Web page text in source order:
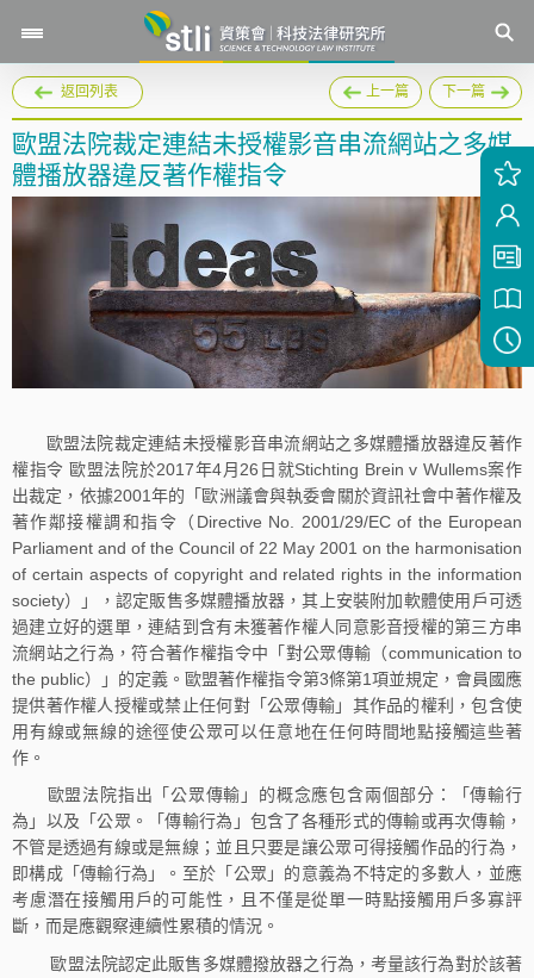
返回列表 上一篇 下一篇
歐盟法院裁定連結未授權影音串流網站之多媒
體播放器違反著作權指令
歐盟法院裁定連結未授權影音串流網站之多媒體播放器違反著作
權指令 歐盟法院於2017年4月26日就Stichting Brein v Wullems案作
出裁定，依據2001年的「歐洲議會與執委會關於資訊社會中著作權及
著作鄰接權調和指令（Directive No. 2001/29/EC of the European
Parliament and of the Council of 22 May 2001 on the harmonisation
of certain aspects of copyright and related rights in the information
society）」，認定販售多媒體播放器，其上安裝附加軟體使用戶可透
過建立好的選單，連結到含有未獲著作權人同意影音授權的第三方串
流網站之行為，符合著作權指令中「對公眾傳輸（communication to
the public）」的定義。歐盟著作權指令第3條第1項並規定，會員國應
提供著作權人授權或禁止任何對「公眾傳輸」其作品的權利，包含使
用有線或無線的途徑使公眾可以任意地在任何時間地點接觸這些著
作。
歐盟法院指出「公眾傳輸」的概念應包含兩個部分：「傳輸行
為」以及「公眾。「傳輸行為」包含了各種形式的傳輸或再次傳輸，
不管是透過有線或是無線；並且只要是讓公眾可得接觸作品的行為，
即構成「傳輸行為」。至於「公眾」的意義為不特定的多數人，並應
考慮潛在接觸用戶的可能性，且不僅是從單一時點接觸用戶多寡評
斷，而是應觀察連續性累積的情況。
歐盟法院認定此販售多媒體撥放器之行為，考量該行為對於該著